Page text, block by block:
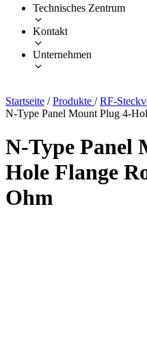
Technisches Zentrum
Kontakt
Unternehmen
Startseite / Produkte / RF-
N-Type Panel Mount Plug 4-
N-Type Panel
Hole Flange
Ohm